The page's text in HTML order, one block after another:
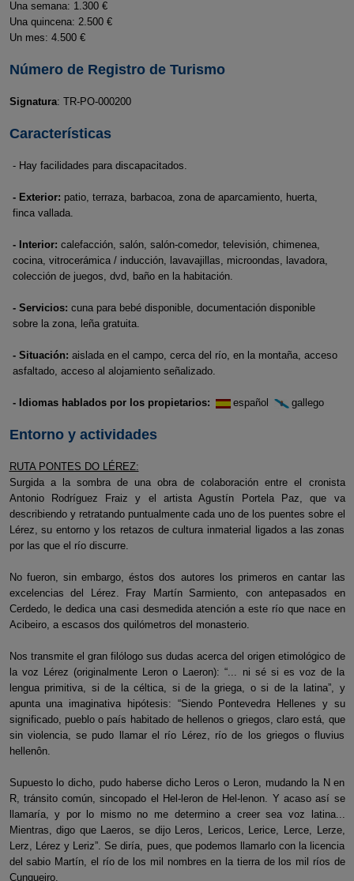
Una semana: 1.300 €
Una quincena: 2.500 €
Un mes: 4.500 €
Número de Registro de Turismo
Signatura: TR-PO-000200
Características
- Hay facilidades para discapacitados.
- Exterior: patio, terraza, barbacoa, zona de aparcamiento, huerta,
finca vallada.
- Interior: calefacción, salón, salón-comedor, televisión, chimenea,
cocina, vitrocerámica / inducción, lavavajillas, microondas, lavadora,
colección de juegos, dvd, baño en la habitación.
- Servicios: cuna para bebé disponible, documentación disponible
sobre la zona, leña gratuita.
- Situación: aislada en el campo, cerca del río, en la montaña, acceso
asfaltado, acceso al alojamiento señalizado.
- Idiomas hablados por los propietarios: español gallego
Entorno y actividades
RUTA PONTES DO LÉREZ:
Surgida a la sombra de una obra de colaboración entre el cronista
Antonio Rodríguez Fraiz y el artista Agustín Portela Paz, que va
describiendo y retratando puntualmente cada uno de los puentes sobre el
Lérez, su entorno y los retazos de cultura inmaterial ligados a las zonas
por las que el río discurre.
No fueron, sin embargo, éstos dos autores los primeros en cantar las
excelencias del Lérez. Fray Martín Sarmiento, con antepasados en
Cerdedo, le dedica una casi desmedida atención a este río que nace en
Acibeiro, a escasos dos quilómetros del monasterio.
Nos transmite el gran filólogo sus dudas acerca del origen etimológico de
la voz Lérez (originalmente Leron o Laeron): “... ni sé si es voz de la
lengua primitiva, si de la céltica, si de la griega, o si de la latina”, y
apunta una imaginativa hipótesis: “Siendo Pontevedra Hellenes y su
significado, pueblo o país habitado de hellenos o griegos, claro está, que
sin violencia, se pudo llamar el río Lérez, río de los griegos o fluvius
hellenôn.
Supuesto lo dicho, pudo haberse dicho Leros o Leron, mudando la N en
R, tránsito común, sincopado el Hel-leron de Hel-lenon. Y acaso así se
llamaría, y por lo mismo no me determino a creer sea voz latina...
Mientras, digo que Laeros, se dijo Leros, Lericos, Lerice, Lerce, Lerze,
Lerz, Lérez y Leriz”. Se diría, pues, que podemos llamarlo con la licencia
del sabio Martín, el río de los mil nombres en la tierra de los mil ríos de
Cunqueiro.